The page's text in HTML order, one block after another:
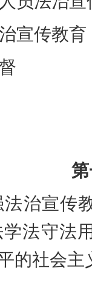
宣传教育
治宣传
法守法
的社会